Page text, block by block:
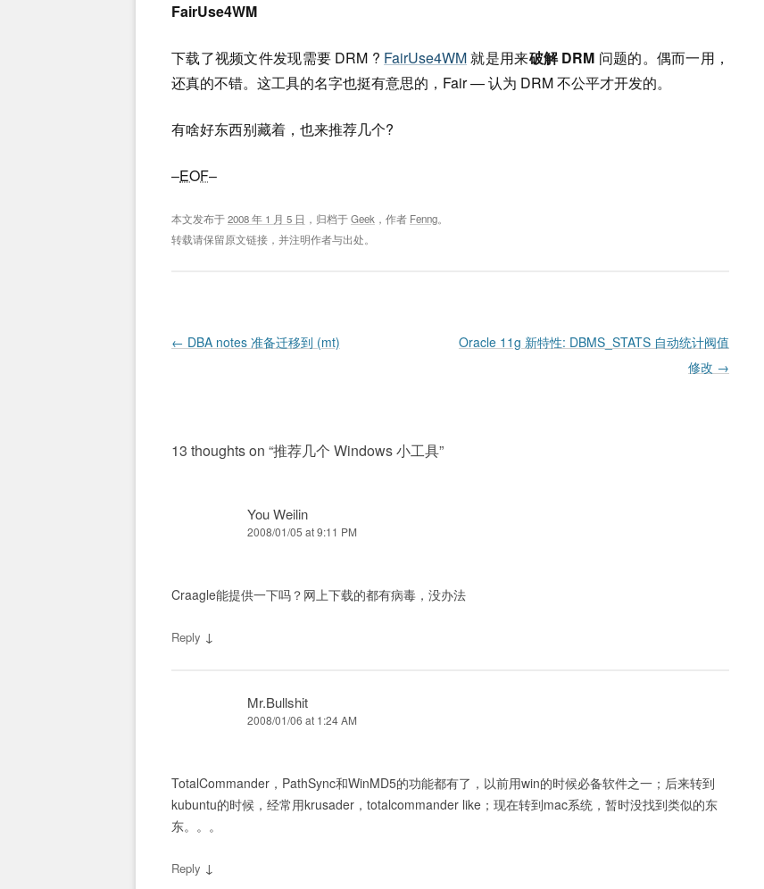
FairUse4WM
下载了视频文件发现需要 DRM ? FairUse4WM就是用来破解 DRM 问题的。偶而一用，
还真的不错。这工具的名字也挺有意思的，Fair — 认为 DRM 不公平才开发的。
有啥好东西别藏着，也来推荐几个?
–EOF–
本文发布于2008 年 1 月 5 日 ，归档于Geek ，作者 Fenng。
转载请保留原文链接，并注明作者与出处。
Post navigation
← DBA notes 准备迁移到 (mt)
Oracle 11g 新特性: DBMS_STATS 自动统计阀值
修改 →
13 thoughts on “推荐几个 Windows 小工具”
You Weilin
2008/01/05 at 9:11 PM
Craagle能提供一下吗？网上下载的都有病毒，没办法
Reply ↓
Mr.Bullshit
2008/01/06 at 1:24 AM
TotalCommander，PathSync和WinMD5的功能都有了，以前用win的时候必备软件之一；后来转到
kubuntu的时候，经常用krusader，totalcommander like；现在转到mac系统，暂时没找到类似的东
东。。。
Reply ↓